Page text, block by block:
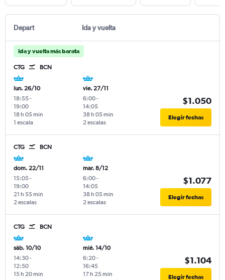
Depart Ida y vuelta
Ida y vuelta más barata
CTG BCN
lun. 26/10
18:55-
19:00
1 escala
18 h 05 min
vie. 27/11
6:00-
14:05
2 escalas
38 h 05 min
$1.050
Elegir fechas
CTG BCN
dom. 22/11
15:05-
19:00
2 escalas
21 h 55 min
mar. 8/12
6:00-
14:05
2 escalas
38 h 05 min
$1.077
Elegir fechas
CTG BCN
sáb. 10/10
14:30-
12:50
15 h 20 min
mié. 14/10
6:20-
16:45
17 h 25 min
$1.104
Elegir fechas